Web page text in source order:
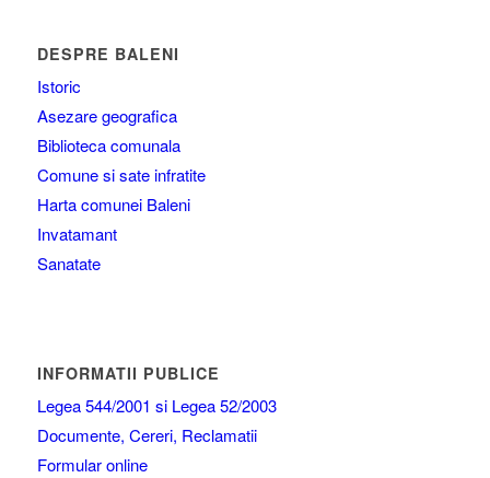
DESPRE BALENI
Istoric
Asezare geografica
Biblioteca comunala
Comune si sate infratite
Harta comunei Baleni
Invatamant
Sanatate
INFORMATII PUBLICE
Legea 544/2001 si Legea 52/2003
Documente, Cereri, Reclamatii
Formular online